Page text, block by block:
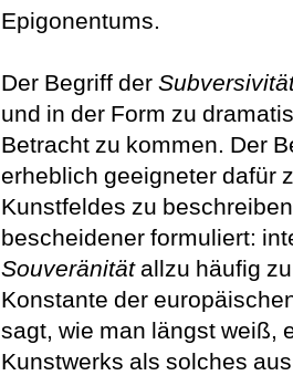
Epigonentums.
Der Begriff der
und in der Form zu
Betracht zu kommen. Der
erheblich geeigneter dafür
Kunstfeldes zu
bescheidener formuliert:
Souveränitätallzu häufig
Konstante der
sagt, wie man längst weiß,
Kunstwerks als solches